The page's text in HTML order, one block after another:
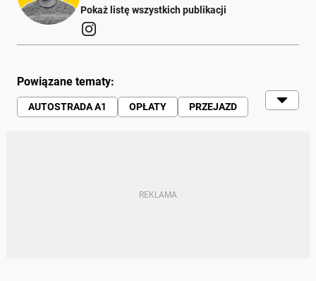
Pokaż listę wszystkich publikacji
Powiązane tematy:
AUTOSTRADA A1 OPŁATY
PRZEJAZD